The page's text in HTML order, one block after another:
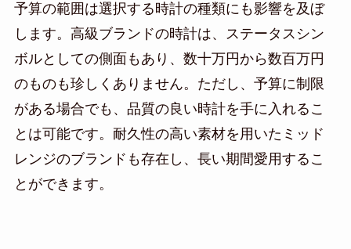
予算の範囲は選択する時計の種類にも影響を及ぼ
します。高級ブランドの時計は、ステータスシン
ボルとしての側面もあり、数十万円から数百万円
のものも珍しくありません。ただし、予算に制限
がある場合でも、品質の良い時計を手に入れるこ
とは可能です。耐久性の高い素材を用いたミッド
レンジのブランドも存在し、長い期間愛用するこ
とができます。